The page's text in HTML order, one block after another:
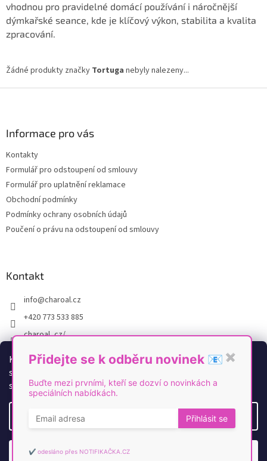
K personalizaci obsahu a reklam, poskytování funkcí
sociálních médií a analýze naší návštěvnosti využíváme
soubory cookies. Více informacízde.
Odmítnout
vhodnou pro pravidelné domácí používání i náročnější
dýmkařské seance, kde je klíčový výkon, stabilita a kvalita
zpracování.
Žádné produkty značky Tortuga nebyly nalezeny...
Informace pro vás
Kontakty
Formulář pro odstoupení od smlouvy
Formulář pro uplatnění reklamace
Obchodní podmínky
Podmínky ochrany osobních údajů
Poučení o právu na odstoupení od smlouvy
Kontakt
info@charoal.cz
+420 773 533 885
charoal_cz/
https://www.youtube.com/@Charoal
Vytvořil Shoptet
Přidejte se k odběru novinek 📧 ✖
Buďte mezi prvními, kteří se dozví o novinkách a
speciálních nabídkách.
Přihlásit se
✔️ odesláno přes NOTIFIKAČKA.CZ